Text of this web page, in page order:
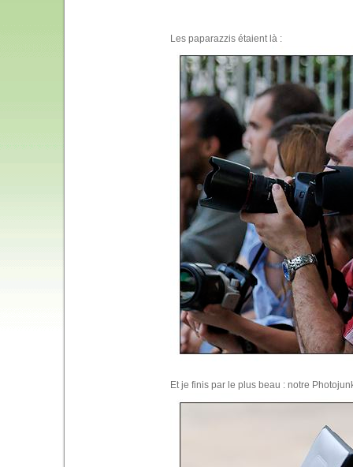
Les paparazzis étaient là :
Et je finis par le plus beau : notre